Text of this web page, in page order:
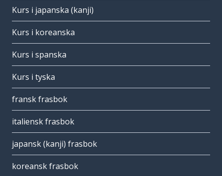
Kurs i japanska (kanji)
Kurs i koreanska
Kurs i spanska
Kurs i tyska
fransk frasbok
italiensk frasbok
japansk (kanji) frasbok
koreansk frasbok